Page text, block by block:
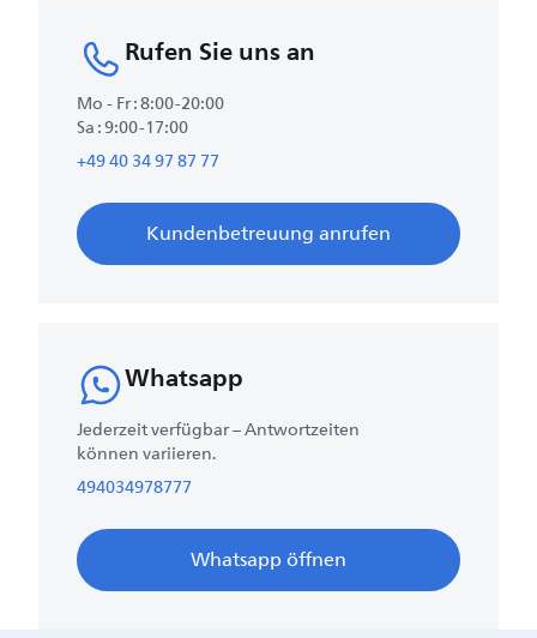
Rufen Sie uns an
Mo - Fr : 8:00-20:00
Sa : 9:00-17:00
+49 40 34 97 87 77
Kundenbetreuung anrufen
Whatsapp
Jederzeit verfügbar – Antwortzeiten
können variieren.
494034978777
Whatsapp öffnen